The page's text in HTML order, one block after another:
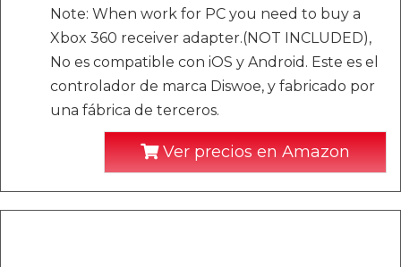
Note: When work for PC you need to buy a
Xbox 360 receiver adapter.(NOT INCLUDED),
No es compatible con iOS y Android. Este es el
controlador de marca Diswoe, y fabricado por
una fábrica de terceros.
Ver precios en Amazon